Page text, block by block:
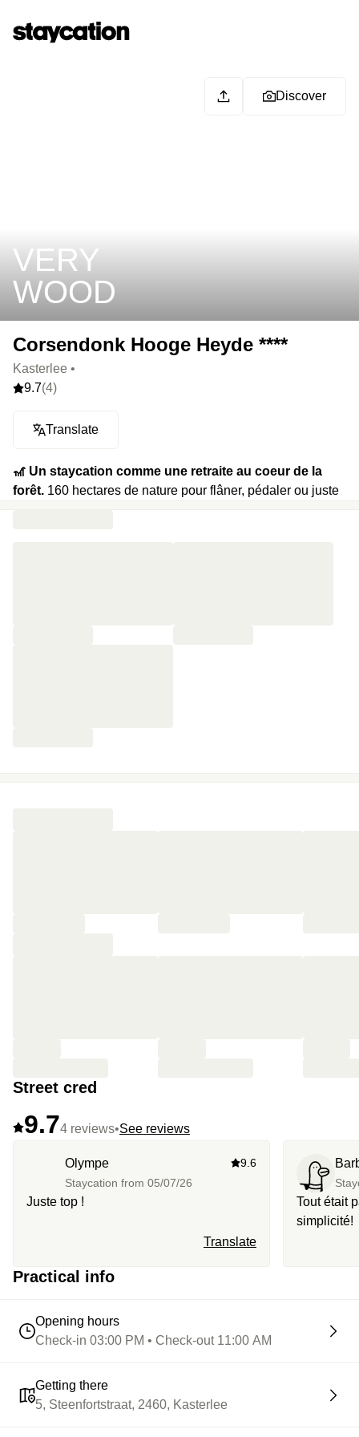
VERY
WOOD
Discover
Corsendonk Hooge Heyde ****
Kasterlee •
9.7(4)
Translate
🎢 Un staycation comme une retraite au coeur de la
forêt. 160 hectares de nature pour flâner, pédaler ou juste
Street cred
9.74 reviews•See reviews
Olympe
Staycation from 05/07/26
9.6
Juste top !
Translate
Tout était
simplicité!
Practical info
Opening hours
Check-in 03:00 PM • Check-out 11:00 AM
Getting there
5, Steenfortstraat, 2460, Kasterlee